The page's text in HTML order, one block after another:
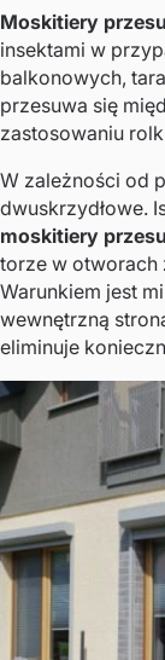
Moskitiery
insektami w
balkonowych,
przesuwa się
zastosowaniu
W zależności od
dwuskrzydłowe.
moskitiery
torze w otworach
Warunkiem jest
wewnętrzną
eliminuje